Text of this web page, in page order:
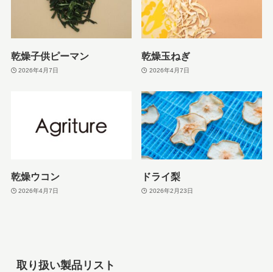
乾燥子供ピーマン
2026年4月7日
乾燥玉ねぎ
2026年4月7日
乾燥ウコン
2026年4月7日
ドライ梨
2026年2月23日
取り扱い製品リスト